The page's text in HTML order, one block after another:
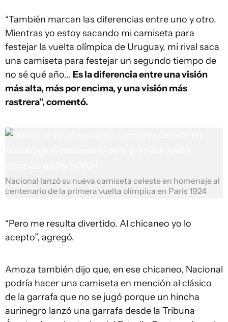
“También marcan las diferencias entre uno y otro.
Mientras yo estoy sacando mi camiseta para
festejar la vuelta olímpica de Uruguay, mi rival saca
una camiseta para festejar un segundo tiempo de
no sé qué año... Es la diferencia entre una visión
más alta, más por encima, y una visión más
rastrera”, comentó.
Nacional lanzó su nueva camiseta celeste en homenaje al
centenario de la primera vuelta olímpica en París 1924
“Pero me resulta divertido. Al chicaneo yo lo
acepto”, agregó.
Amoza también dijo que, en ese chicaneo, Nacional
podría hacer una camiseta en mención al clásico
de la garrafa que no se jugó porque un hincha
aurinegro lanzó una garrafa desde la Tribuna